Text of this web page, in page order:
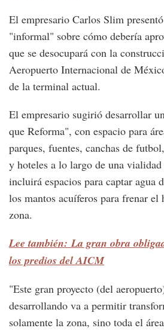
El empresario Carlos Slim
"informal" sobre cómo debería
que se desocupará con la
Aeropuerto Internacional de
de la terminal actual.
El empresario sugirió desarrollar
que Reforma", con espacio para
parques, fuentes, canchas de
y hoteles a lo largo de una
incluirá espacios para captar agua
los mantos acuíferos para frenar
zona.
Lee también: La gran obra
los predios del AICM
"Este gran proyecto (del
desarrollando va a permitir
solamente la zona, sino toda el